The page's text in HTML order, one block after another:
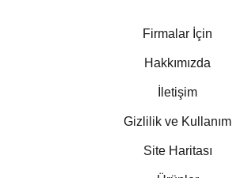
Firmalar İçin
Hakkımızda
İletişim
Gizlilik ve Kullanım
Site Haritası